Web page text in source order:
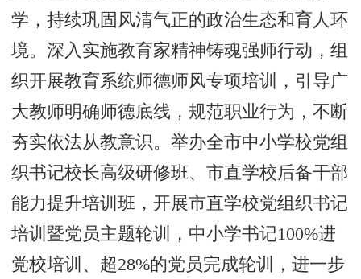
学，持续巩固风清气正的政治生态和育人环
境。深入实施教育家精神铸魂强师行动，组
织开展教育系统师德师风专项培训，引导广
大教师明确师德底线，规范职业行为，不断
夯实依法从教意识。举办全市中小学校党组
织书记校长高级研修班、市直学校后备干部
能力提升培训班，开展市直学校党组织书记
培训暨党员主题轮训，中小学书记100%进
党校培训、超28%的党员完成轮训，进一步